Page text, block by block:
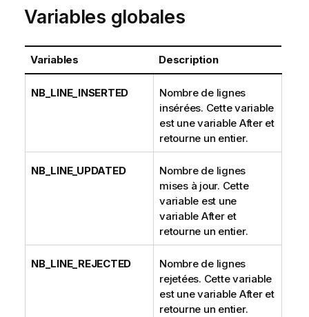
Variables globales
Variables Description
NB_LINE_INSERTED
Nombre de lignes
insérées. Cette variable
est une variable After et
retourne un entier.
NB_LINE_UPDATED
Nombre de lignes
mises à jour. Cette
variable est une
variable After et
retourne un entier.
NB_LINE_REJECTED
Nombre de lignes
rejetées. Cette variable
est une variable After et
retourne un entier.